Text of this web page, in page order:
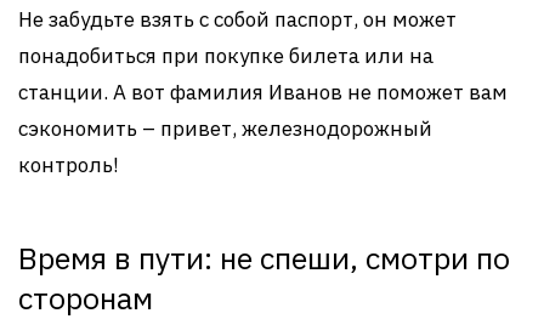
Не забудьте взять с собой паспорт, он может
понадобиться при покупке билета или на
станции. А вот фамилия Иванов не поможет вам
сэкономить – привет, железнодорожный
контроль!
Время в пути: не спеши, смотри по
сторонам